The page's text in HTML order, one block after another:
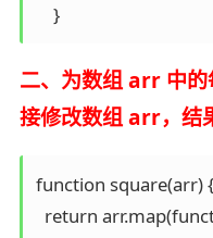
    }
二、为数组 arr 中
接修改数组 arr，结
function square(arr) {
return